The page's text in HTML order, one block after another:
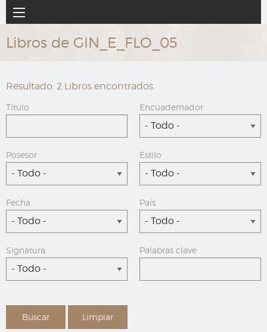
al
contenido
principal
Navegación
principal
Libros de GIN_E_FLO_05
Resultado: 2 Libros encontrados.
Título Encuadernador
- Todo -
Posesor
- Todo -
Estilo
- Todo -
Fecha
- Todo -
País
- Todo -
Signatura
- Todo -
Palabras clave